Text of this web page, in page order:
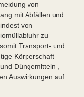
von
mit Abfällen und
von
zu
Transport- und
Körperschaft
Düngemitteln ,
Auswirkungen auf